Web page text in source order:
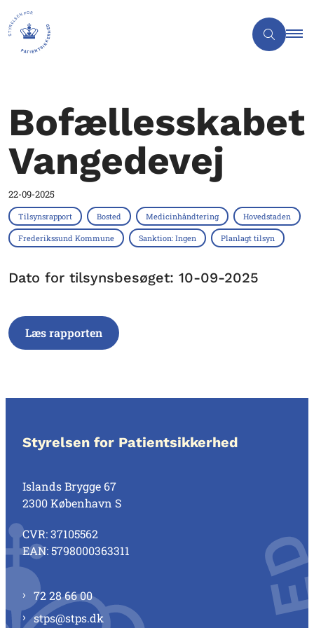
Bofællesskabet
Vangedevej
22-09-2025
Tilsynsrapport Bosted Medicinhåndtering Hovedstaden
Frederikssund Kommune Sanktion: Ingen Planlagt tilsyn
Dato for tilsynsbesøget: 10-09-2025
Læs rapporten
Styrelsen for Patientsikkerhed
Islands Brygge 67
2300 København S
CVR: 37105562
EAN: 5798000363311
72 28 66 00
stps@stps.dk